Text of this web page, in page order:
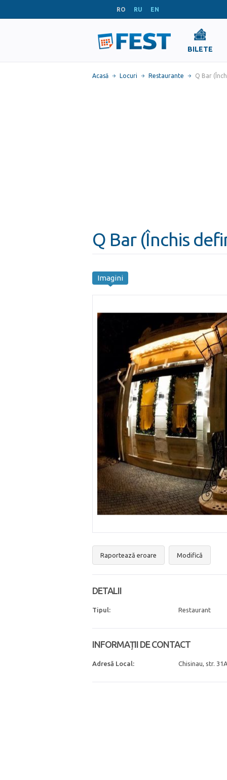
RO RU EN
BILETE
Acasă Locuri Restaurante Q Bar
Q Bar (Închis
Imagini
Raportează eroare Modifică
DETALII
Tipul: Restaurant
INFORMAȚII DE CONTACT
Adresă Local: Chisinau, str.